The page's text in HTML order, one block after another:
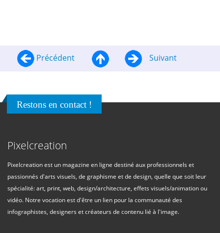
Précédent Suivant
Restons en contact !
Pixelcreation
Pixelcreation est un magazine en ligne destiné aux professionnels et
passionnés d'arts visuels, de graphisme et de design, quelle que soit leur
spécialité: art, print, web, design/architecture, effets visuels/animation ou
vidéo. Notre vocation est d'être un lien pour la communauté des
infographistes, designers et créateurs de contenu lié à l'image.